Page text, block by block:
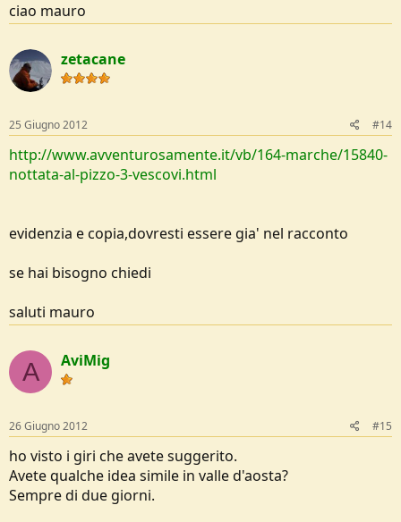
ciao mauro
zetacane
25 Giugno 2012 #14
http://www.avventurosamente.it/vb/164-marche/15840-
nottata-al-pizzo-3-vescovi.html
evidenzia e copia,dovresti essere gia' nel racconto
se hai bisogno chiedi
saluti mauro
A AviMig
26 Giugno 2012 #15
ho visto i giri che avete suggerito.
Avete qualche idea simile in valle d'aosta?
Sempre di due giorni.